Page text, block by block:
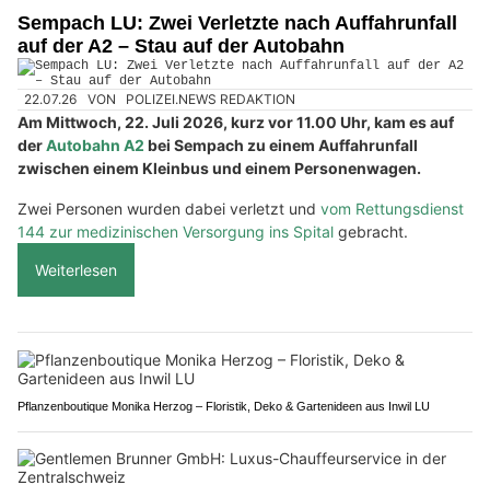
Sempach LU: Zwei Verletzte nach Auffahrunfall
auf der A2 – Stau auf der Autobahn
22.07.26 VON POLIZEI.NEWS REDAKTION
Am Mittwoch, 22. Juli 2026, kurz vor 11.00 Uhr, kam es auf
derAutobahn A2 bei Sempach zu einem Auffahrunfall
zwischen einem Kleinbus und einem Personenwagen.
Zwei Personen wurden dabei verletzt und vom Rettungsdienst
144 zur medizinischen Versorgung ins Spital gebracht.
Weiterlesen
Pflanzenboutique Monika Herzog – Floristik, Deko & Gartenideen aus Inwil LU